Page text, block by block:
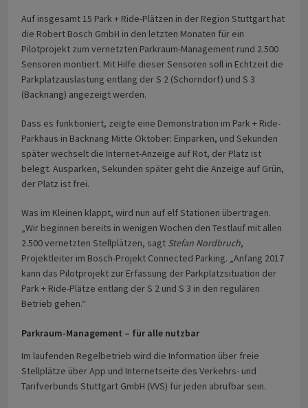
Auf insgesamt 15 Park + Ride-Plätzen in der Region Stuttgart hat
die Robert Bosch GmbH in den letzten Monaten für ein
Pilotprojekt zum vernetzten Parkraum-Management rund 2.500
Sensoren montiert. Mit Hilfe dieser Sensoren soll in Echtzeit die
Parkplatzauslastung entlang der S 2 (Schorndorf) und S 3
(Backnang) angezeigt werden.
Dass es funktioniert, zeigte eine Demonstration im Park + Ride-
Parkhaus in Backnang Mitte Oktober: Einparken, und Sekunden
später wechselt die Internet-Anzeige auf Rot, der Platz ist
belegt. Ausparken, Sekunden später geht die Anzeige auf Grün,
der Platz ist frei.
Was im Kleinen klappt, wird nun auf elf Stationen übertragen.
„Wir beginnen bereits in wenigen Wochen den Testlauf mit allen
2.500 vernetzten Stellplätzen, sagt Stefan Nordbruch,
Projektleiter im Bosch-Projekt Connected Parking. „Anfang 2017
kann das Pilotprojekt zur Erfassung der Parkplatzsituation der
Park + Ride-Plätze entlang der S 2 und S 3 in den regulären
Betrieb gehen.“
Parkraum-Management – für alle nutzbar
Im laufenden Regelbetrieb wird die Information über freie
Stellplätze über App und Internetseite des Verkehrs- und
Tarifverbunds Stuttgart GmbH (VVS) für jeden abrufbar sein.